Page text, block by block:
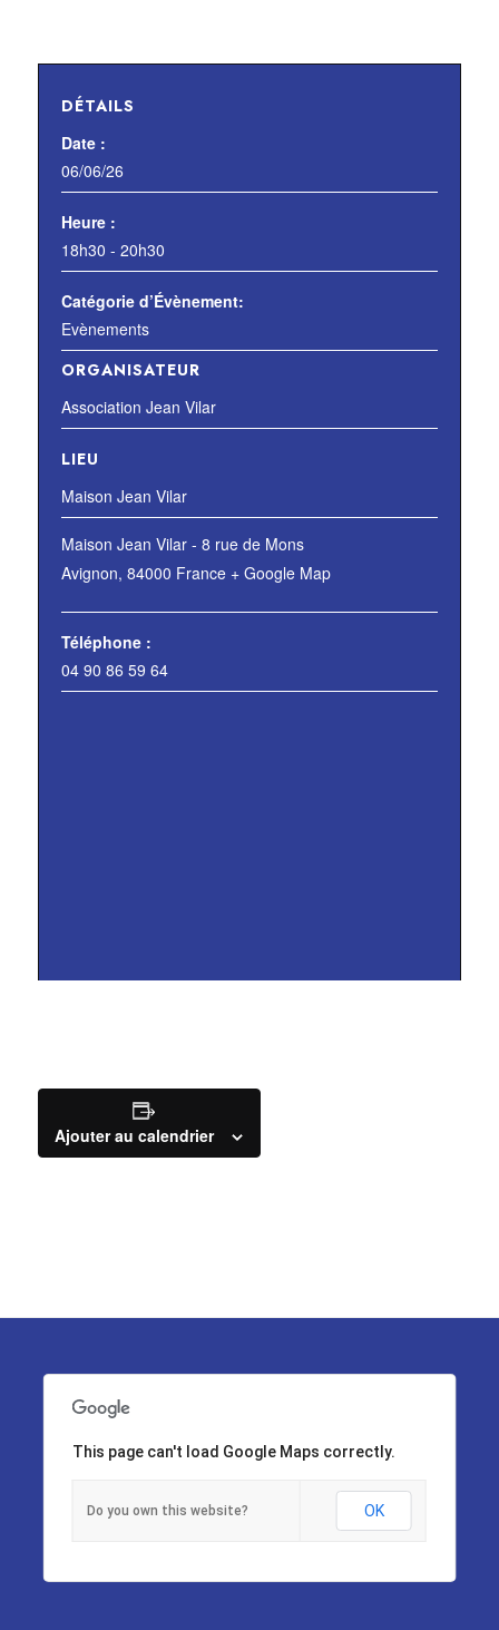
DÉTAILS
Date :
06/06/26
Heure :
18h30 - 20h30
Catégorie d’Évènement:
Evènements
ORGANISATEUR
Association Jean Vilar
LIEU
Maison Jean Vilar
Maison Jean Vilar - 8 rue de Mons
Avignon, 84000 France + Google Map
Téléphone :
04 90 86 59 64
Ajouter au calendrier
This page can't load Google Maps correctly.
Do you own this website? OK